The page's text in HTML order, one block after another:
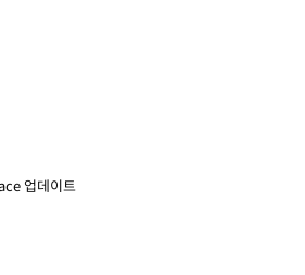
업데이트